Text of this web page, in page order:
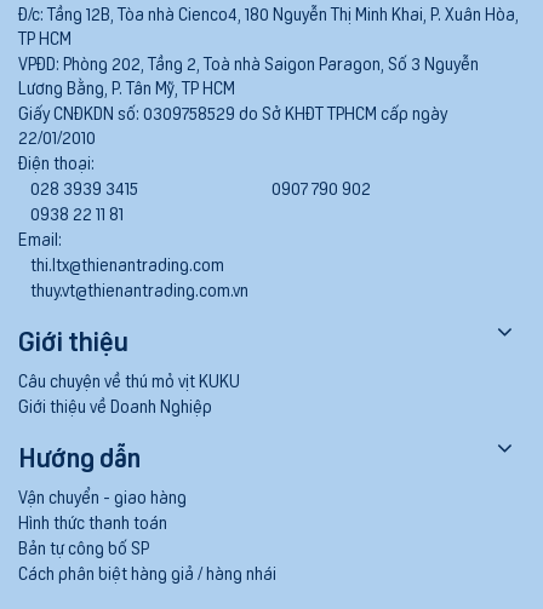
Đ/c:Tầng 12B, Tòa nhà Cienco4, 180 Nguyễn Thị Minh Khai, P. Xuân Hòa,
TP HCM
VPĐD: Phòng 202, Tầng 2, Toà nhà Saigon Paragon, Số 3 Nguyễn
Lương Bằng, P. Tân Mỹ, TP HCM
Giấy CNĐKDN số: 0309758529 do Sở KHĐT TPHCM cấp ngày
22/01/2010
Điện thoại:
028 3939 3415
0938 22 11 81
0907 790 902
Email:
thi.ltx@thienantrading.com
thuy.vt@thienantrading.com.vn
Giới thiệu
Câu chuyện về thú mỏ vịt KUKU
Giới thiệu về Doanh Nghiệp
Hướng dẫn
Vận chuyển - giao hàng
Hình thức thanh toán
Bản tự công bố SP
Cách phân biệt hàng giả / hàng nhái